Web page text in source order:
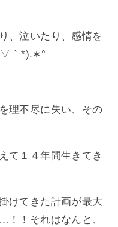
、泣いたり、感情を
｀*).∗°
理不尽に失い、その
て１４年間生きてき
けてきた計画が最大
！それはなんと、